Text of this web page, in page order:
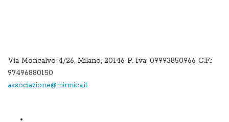
Via Moncalvo 4/26, Milano, 20146 P. Iva: 09993850966 C.F.:
97496880150
associazione@mirmica.it